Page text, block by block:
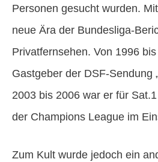
Personen gesucht wurden.
neue Ära der Bundesliga-
Privatfernsehen. Von 1996
Gastgeber der DSF-Sendung
2003 bis 2006 war er für
der Champions League im
Zum Kult wurde jedoch ein